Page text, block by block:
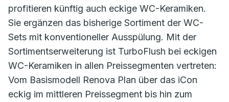
profitieren künftig auch eckige WC-Keramiken.
Sie ergänzen das bisherige Sortiment der WC-
Sets mit konventioneller Ausspülung. Mit der
Sortimentserweiterung ist TurboFlush bei eckigen
WC-Keramiken in allen Preissegmenten vertreten:
Vom Basismodell Renova Plan über das iCon
eckig im mittleren Preissegment bis hin zum